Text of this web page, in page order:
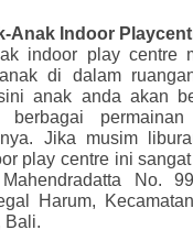
Anak Indoor
indoor play centre
di dalam
anak anda akan
berbagai
Jika musim
play centre ini
No.
Harum,
Bali.